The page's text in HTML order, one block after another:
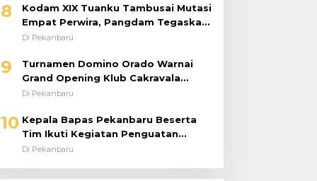
8
Kodam XIX Tuanku Tambusai Mutasi
Empat Perwira, Pangdam Tegaskan
Regenerasi untuk Perkuat Kinerja
Di Pekanbaru
9
Turnamen Domino Orado Warnai
Grand Opening Klub Cakravala
Pekanbaru
Di Pekanbaru
10 Kepala Bapas Pekanbaru Beserta
Tim Ikuti Kegiatan Penguatan
Tugas dan Fungsi serta Paparan
Di Pekanbaru